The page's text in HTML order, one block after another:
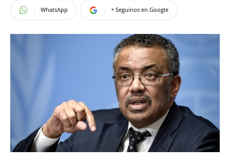
WhatsApp + Seguinos en Google